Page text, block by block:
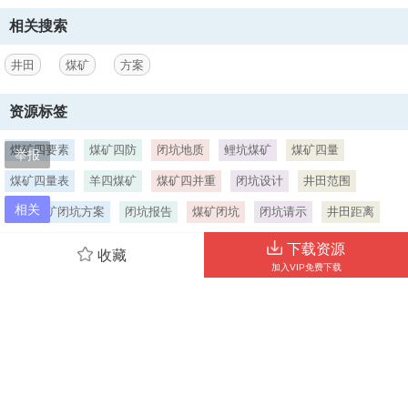
收藏 下载资源
加入VIP免费下载
相关
举报
乌鲁木齐76km，南距巴伦台125km，均有沥青公路相连，交通便利。
二、矿区范围2016年7月14日新疆维吾尔自治区国土资源厅为四井田煤
矿换发了采矿许可证，证号为C6500002010121120107178, 井田南北
约2.8
3、千米，东西约4.8千米，矿区面积13.50平方千米。其地理坐标为：
东径：871513871850北纬：431351431532中心地理坐标：871702，
431442井田拐点坐标为：拐点X坐标Y坐标经度纬度
开采深度:标高+2700+2500m。三、自然地理1.地形地貌井田地处北天
山北麓，高、中山环绕的山间盆地之中，四周
4、松林环绕，地势总体上南高北低，海拔在+2475+3000米之间。2.气
候井田属大陆性高山气候，夏季凉爽多雨，冬季少雪，来自西北部的干
燥风和寒流被北面高山所阻隔，从而使本区表现为明显的山间盆地气
相关搜索
井田 煤矿 方案
资源标签
煤矿四要素 煤矿四防 闭坑地质 鲤坑煤矿 煤矿四量
煤矿四量表 羊四煤矿 煤矿四并重 闭坑设计 井田范围
露天煤矿闭坑方案 闭坑报告 煤矿闭坑 闭坑请示 井田距离
煤矿闭坑报告